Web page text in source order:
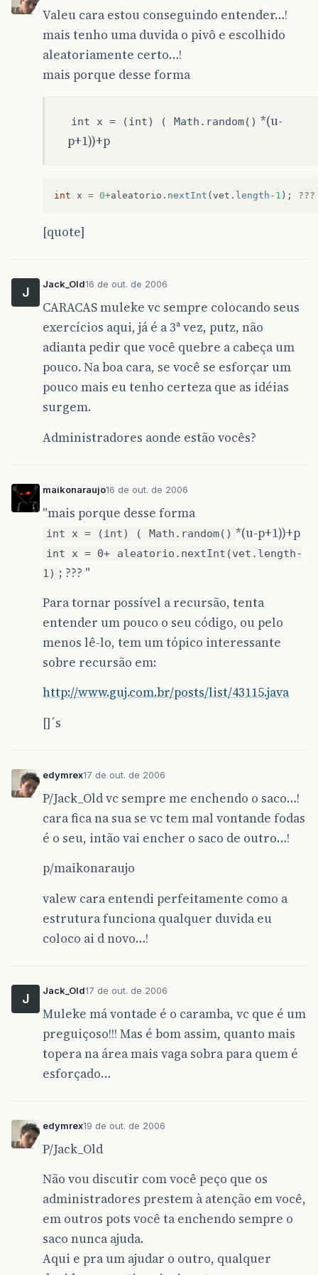
JOptionPane.showMessageDialog(null
/
/* Chamada do usuário (mesma para
Valeu cara estou conseguindo entender…!
mais tenho uma duvida o pivô e escolhido
aleatoriamente certo…!
mais porque desse forma
int x = (int) ( Math.random() *(u-
p+1))+p
int x = 0+aleatorio . nextInt ( vet . length - 1 ); ???
[quote]
J
Jack_Old16 de out. de 2006
CARACAS muleke vc sempre colocando seus
exercícios aqui, já é a 3ª vez, putz, não
adianta pedir que você quebre a cabeça um
pouco. Na boa cara, se você se esforçar um
pouco mais eu tenho certeza que as idéias
surgem.
Administradores aonde estão vocês?
maikonaraujo16 de out. de 2006
"mais porque desse forma
int x = (int) ( Math.random() *(u-p+1))+p
int x = 0+
aleatorio.nextInt(vet.length-
1) ; ??? "
Para tornar possível a recursão, tenta
entender um pouco o seu código, ou pelo
menos lê-lo, tem um tópico interessante
sobre recursão em:
http://www.guj.com.br/posts/list/43115.java
[]´s
edymrex17 de out. de 2006
P/Jack_Old vc sempre me enchendo o saco…!
cara fica na sua se vc tem mal vontande fodas
é o seu, intão vai encher o saco de outro…!
p/maikonaraujo
valew cara entendi perfeitamente como a
estrutura funciona qualquer duvida eu
coloco ai d novo…!
J
Jack_Old17 de out. de 2006
Muleke má vontade é o caramba, vc que é um
preguiçoso!!! Mas é bom assim, quanto mais
topera na área mais vaga sobra para quem é
esforçado…
edymrex19 de out. de 2006
P/Jack_Old
Não vou discutir com você peço que os
administradores prestem à atenção em você,
em outros pots você ta enchendo sempre o
saco nunca ajuda.
Aqui e pra um ajudar o outro, qualquer